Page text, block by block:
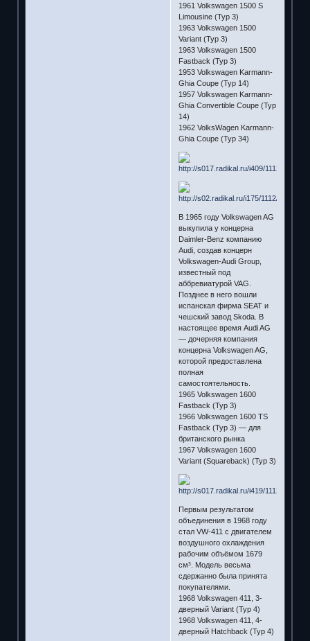
1961 Volkswagen 1500 S
Limousine (Typ 3)
1963 Volkswagen 1500
Variant (Typ 3)
1963 Volkswagen 1500
Fastback (Typ 3)
1953 Volkswagen Karmann-
Ghia Coupe (Typ 14)
1957 Volkswagen Karmann-
Ghia Convertible Coupe (Typ
14)
1962 VolksWagen Karmann-
Ghia Coupe (Typ 34)
В 1965 году Volkswagen AG
выкупила у концерна
Daimler-Benz компанию
Audi, создав концерн
Volkswagen-Audi Group,
известный под
аббревиатурой VAG.
Позднее в него вошли
испанская фирма SEAT и
чешский завод Skoda. В
настоящее время Audi AG
— дочерняя компания
концерна Volkswagen AG,
которой предоставлена
полная
самостоятельность.
1965 Volkswagen 1600
Fastback (Typ 3)
1966 Volkswagen 1600 TS
Fastback (Typ 3) — для
британского рынка
1967 Volkswagen 1600
Variant (Squareback) (Typ 3)
Первым результатом
объединения в 1968 году
стал VW-411 с двигателем
воздушного охлаждения
рабочим объёмом 1679
см³. Модель весьма
сдержанно была принята
покупателями.
1968 Volkswagen 411, 3-
дверный Variant (Typ 4)
1968 Volkswagen 411, 4-
дверный Hatchback (Typ 4)